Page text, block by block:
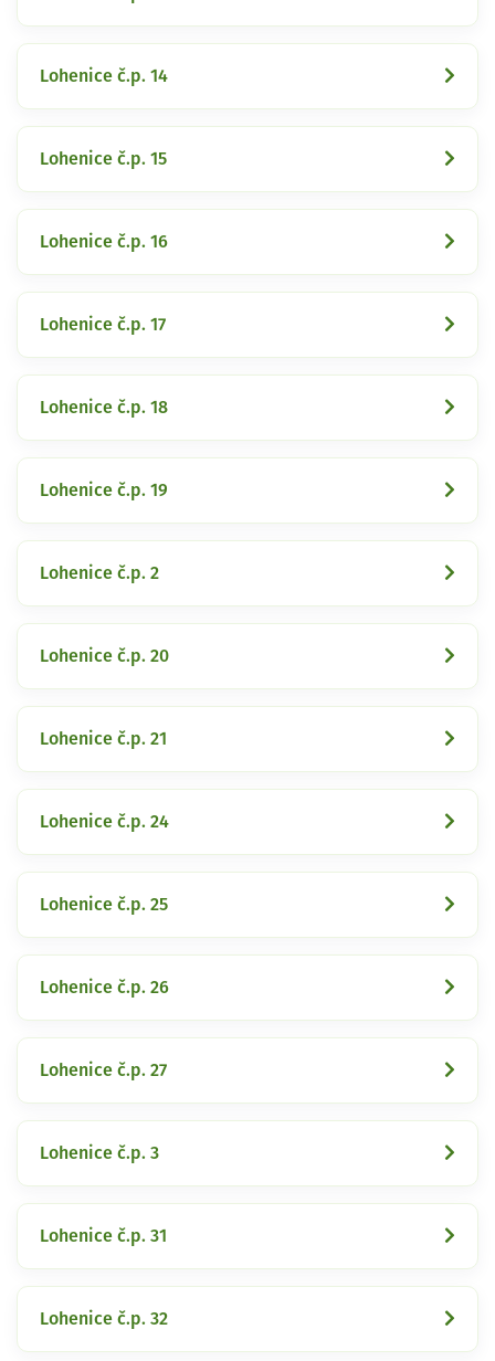
Lohenice č.p. 14
Lohenice č.p. 15
Lohenice č.p. 16
Lohenice č.p. 17
Lohenice č.p. 18
Lohenice č.p. 19
Lohenice č.p. 2
Lohenice č.p. 20
Lohenice č.p. 21
Lohenice č.p. 24
Lohenice č.p. 25
Lohenice č.p. 26
Lohenice č.p. 27
Lohenice č.p. 3
Lohenice č.p. 31
Lohenice č.p. 32